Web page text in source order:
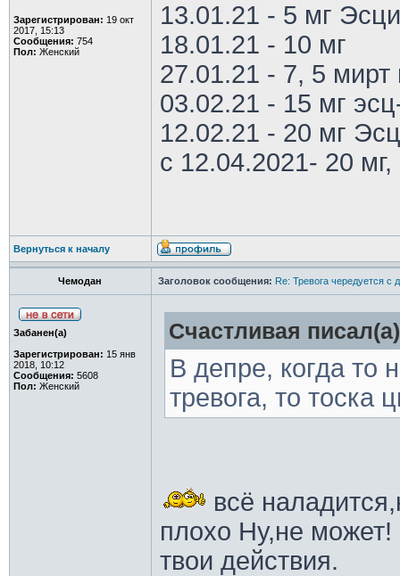
Зарегистрирован: 19 окт
2017, 15:13
Сообщения: 754
Пол: Женский
13.01.21 - 5 мг
18.01.21 - 10 мг
27.01.21 - 7, 5 мирт
03.02.21 - 15 мг
12.02.21 - 20 мг
с 12.04.2021- 20 мг,
Вернуться к началу
Чемодан Заголовок сообщения: Re: Тревога чередуется с
Забанен(а)
Зарегистрирован: 15 янв
2018, 10:12
Сообщения: 5608
Пол: Женский
Счастливая
В депре, когда то
тревога, то тоска
всё
плохо Ну,не
твои действия.